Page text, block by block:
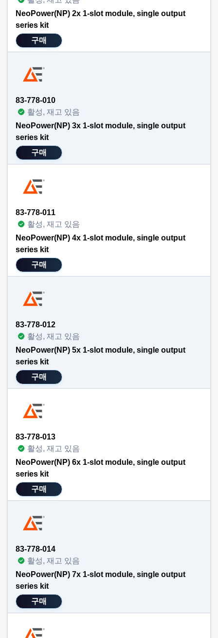
NeoPower(NP) 2x 1-slot module, single output
series kit
구매
83-778-010
활성, 재고 있음
NeoPower(NP) 3x 1-slot module, single output
series kit
구매
83-778-011
활성, 재고 있음
NeoPower(NP) 4x 1-slot module, single output
series kit
구매
83-778-012
활성, 재고 있음
NeoPower(NP) 5x 1-slot module, single output
series kit
구매
83-778-013
활성, 재고 있음
NeoPower(NP) 6x 1-slot module, single output
series kit
구매
83-778-014
활성, 재고 있음
NeoPower(NP) 7x 1-slot module, single output
series kit
구매